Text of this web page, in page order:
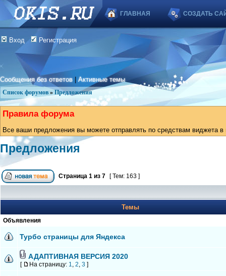
ГЛАВНАЯ СОЗДАТЬ
Вход Регистрация
Сообщения без ответов |Активные темы
Список форумов » Предложения
Правила форума
Все ваши предложения вы можете отправлять по средствам виджета
Предложения
Страница 1 из 7 [ Тем: 163 ]
Темы
Объявления
Турбо страницы для Яндекса
АДАПТИВНАЯ ВЕРСИЯ 2020
[ На страницу: 1, 2, 3 ]